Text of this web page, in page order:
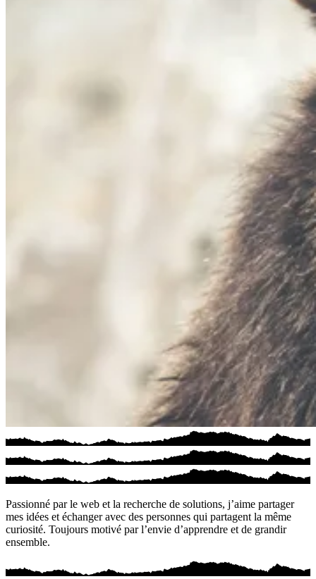
Passionné par le web et la recherche de solutions, j’aime partager
mes idées et échanger avec des personnes qui partagent la même
curiosité. Toujours motivé par l’envie d’apprendre et de grandir
ensemble.